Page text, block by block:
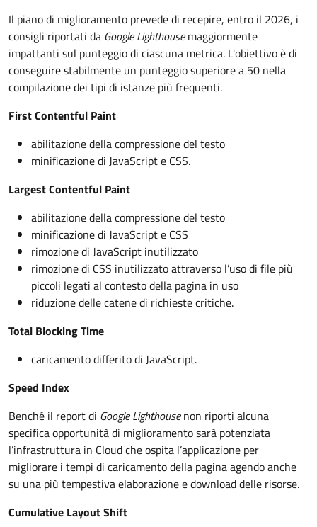
Il piano di miglioramento prevede di recepire, entro il 2026, i
consigli riportati da Google Lighthousemaggiormente
impattanti sul punteggio di ciascuna metrica. L'obiettivo è di
conseguire stabilmente un punteggio superiore a 50 nella
compilazione dei tipi di istanze più frequenti.
First Contentful Paint
abilitazione della compressione del testo
minificazione di JavaScript e CSS.
Largest Contentful Paint
abilitazione della compressione del testo
minificazione di JavaScript e CSS
rimozione di JavaScript inutilizzato
rimozione di CSS inutilizzato attraverso l’uso di file più
piccoli legati al contesto della pagina in uso
riduzione delle catene di richieste critiche.
Total Blocking Time
caricamento differito di JavaScript.
Speed Index
Benché il report di Google Lighthousenon riporti alcuna
specifica opportunità di miglioramento sarà potenziata
l’infrastruttura in Cloud che ospita l’applicazione per
migliorare i tempi di caricamento della pagina agendo anche
su una più tempestiva elaborazione e download delle risorse.
Cumulative Layout Shift